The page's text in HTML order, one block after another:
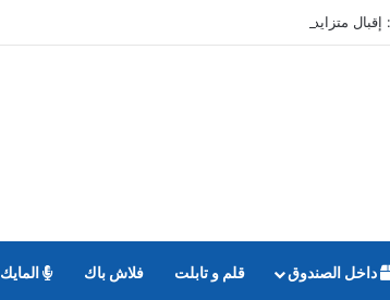
إقبال متزايد على تسجيل رغبات المرحلة الأولى للتنسيق الإلكتروني
داخل الصندوق قلم و تابلت فلاش باك المايك